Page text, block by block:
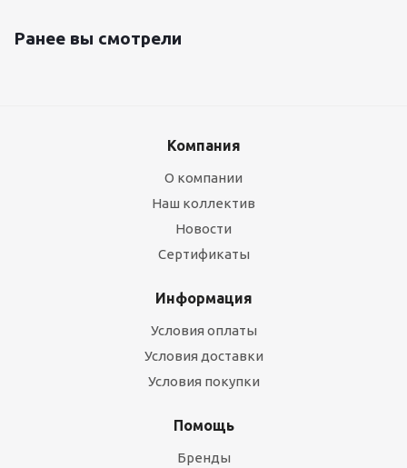
Ранее вы смотрели
Компания
О компании
Наш коллектив
Новости
Сертификаты
Информация
Условия оплаты
Условия доставки
Условия покупки
Помощь
Бренды